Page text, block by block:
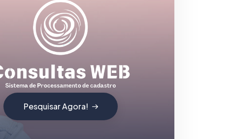
Pesquisar Agora!